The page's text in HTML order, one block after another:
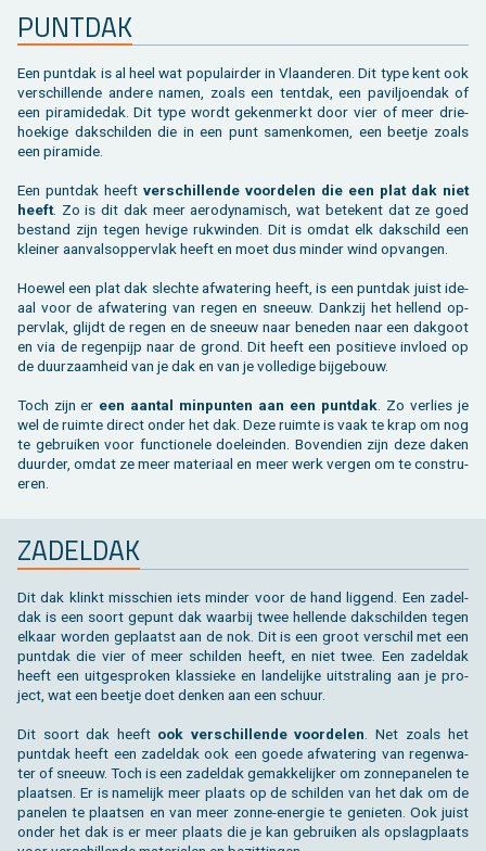
PUNT­DAK
Een punt­dak is al heel wat po­pu­lair­der in Vlaan­de­ren. Dit type kent ook
ver­schil­len­de an­de­re namen, zoals een tent­dak, een pa­vil­joen­dak of
een pi­ra­mi­de­dak. Dit type wordt ge­ken­merkt door vier of meer drie­
hoe­ki­ge dak­schil­den die in een punt sa­men­ko­men, een beet­je zoals
een pi­ra­mi­de.
Een punt­dak heeft ver­schil­len­de voor­de­len die een plat dak niet
heeft. Zo is dit dak meer ae­ro­dy­na­misch, wat be­te­kent dat ze goed
be­stand zijn tegen he­vi­ge ruk­win­den. Dit is omdat elk dak­schild een
klei­ner aan­vals­op­per­vlak heeft en moet dus min­der wind op­van­gen.
Hoe­wel een plat dak slech­te af­wa­te­ring heeft, is een punt­dak juist ide­
aal voor de af­wa­te­ring van regen en sneeuw. Dank­zij het hel­lend op­
per­vlak, glijdt de regen en de sneeuw naar be­ne­den naar een dak­goot
en via de re­gen­pijp naar de grond. Dit heeft een po­si­tie­ve in­vloed op
de duur­zaam­heid van je dak en van je vol­le­di­ge bij­ge­bouw.
Toch zijn er een aan­tal min­pun­ten aan een punt­dak. Zo ver­lies je
wel de ruim­te di­rect onder het dak. Deze ruim­te is vaak te krap om nog
te ge­brui­ken voor func­ti­o­ne­le doel­ein­den. Bo­ven­dien zijn deze daken
duur­der, omdat ze meer ma­te­ri­aal en meer werk ver­gen om te con­stru­
e­ren.
ZA­DEL­DAK
Dit dak klinkt mis­schien iets min­der voor de hand lig­gend. Een za­del­
dak is een soort ge­punt dak waar­bij twee hel­len­de dak­schil­den tegen
el­kaar wor­den ge­plaatst aan de nok. Dit is een groot ver­schil met een
punt­dak die vier of meer schil­den heeft, en niet twee. Een za­del­dak
heeft een uit­ge­spro­ken klas­sie­ke en lan­de­lij­ke uit­stra­ling aan je pro­
ject, wat een beet­je doet den­ken aan een schuur.
Dit soort dak heeft ook ver­schil­len­de voor­de­len . Net zoals het
punt­dak heeft een za­del­dak ook een goede af­wa­te­ring van re­gen­wa­
ter of sneeuw. Toch is een za­del­dak ge­mak­ke­lij­ker om zon­ne­pa­ne­len te
plaat­sen. Er is na­me­lijk meer plaats op de schil­den van het dak om de
pa­ne­len te plaat­sen en van meer zonne-ener­gie te ge­nie­ten. Ook juist
onder het dak is er meer plaats die je kan ge­brui­ken als op­slag­plaats